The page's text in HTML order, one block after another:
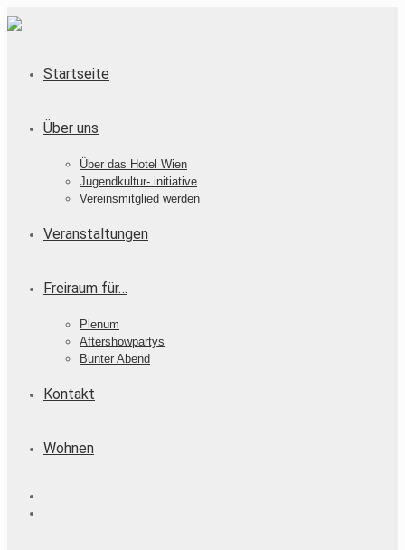
Startseite
Über uns
Über das Hotel Wien
Jugendkultur- initiative
Vereinsmitglied werden
Veranstaltungen
Freiraum für…
Plenum
Aftershowpartys
Bunter Abend
Kontakt
Wohnen